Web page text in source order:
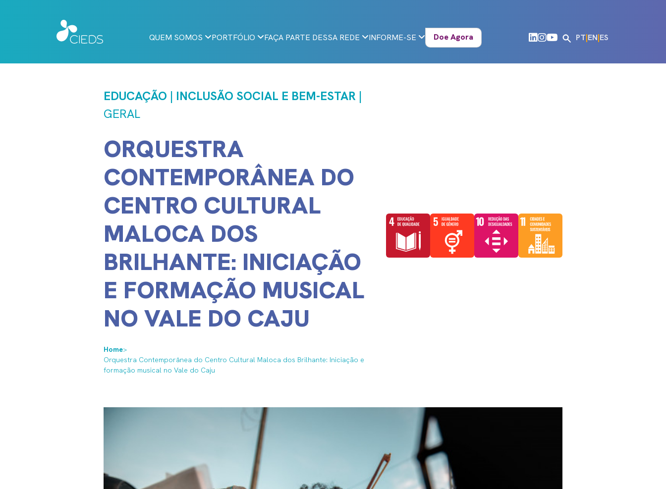
QUEM SOMOS PORTFÓLIO FAÇA PARTE DESSA REDE INFORME-SE Doe Agora PT|EN|ES
EDUCAÇÃO | INCLUSÃO SOCIAL E BEM-ESTAR |
GERAL
ORQUESTRA
CONTEMPORÂNEA DO
CENTRO CULTURAL
MALOCA DOS
BRILHANTE: INICIAÇÃO
E FORMAÇÃO MUSICAL
NO VALE DO CAJU
Home>
Orquestra Contemporânea do Centro Cultural Maloca dos Brilhante: Iniciação e
formação musical no Vale do Caju